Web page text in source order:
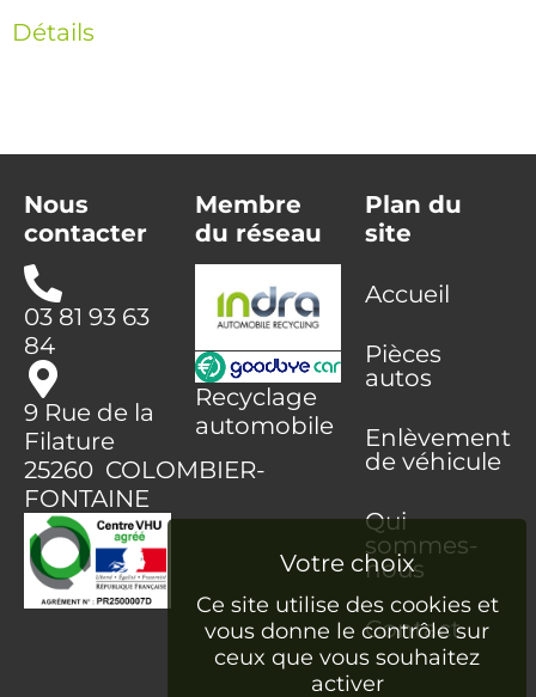
Détails
Nous
contacter
03 81 93 63
84
9 Rue de la
Filature
25260 COLOMBIER-
FONTAINE
Membre
du réseau
Recyclage
automobile
Plan du
site
Accueil
Pièces
autos
Enlèvement
de véhicule
Qui
sommes-
nous
Contact
Ce site utilise des cookies et
vous donne le contrôle sur
ceux que vous souhaitez
activer